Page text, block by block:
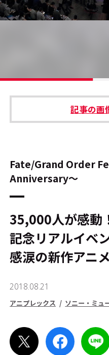
#サステナブルな取り組み
運営会社 プ
本サイトご利用にあ
記事の画
Fate/Grand Order
Anniversary～
35,000人が感
記念リアルイベ
感涙の新作アニ
2018.08.21
アニプレックス ソニー・ミュ